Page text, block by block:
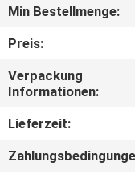
SIE
UNS
Min Bestellmenge:
Preis:
Verpackung
Informationen:
Lieferzeit: